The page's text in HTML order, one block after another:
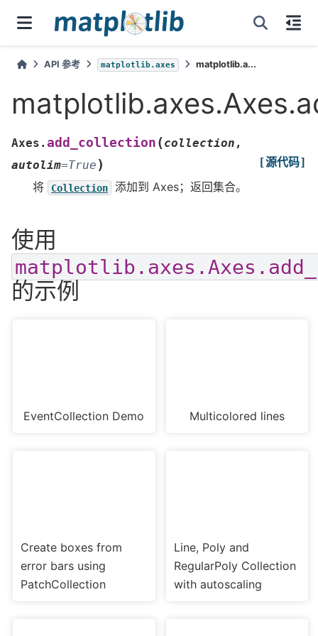
API 参考 matplotlib.axes matplotlib.a...
Axes. add_collection (collection ,
autolim=True ) [源代码]
将 Collection 添加到 Axes；返回集合。
使用
的示例
EventCollection Demo Multicolored lines
Create boxes from
error bars using
PatchCollection
Line, Poly and
RegularPoly Collection
with autoscaling